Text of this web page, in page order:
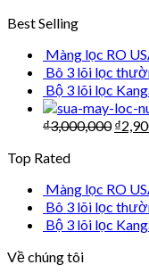
Best Selling
Màng lọc RO
Bô 3 lõi lọc
Bộ 3 lõi lọc
₫3,000,000 ₫
Top Rated
Màng lọc RO
Bô 3 lõi lọc
Bộ 3 lõi lọc
Về chúng tôi